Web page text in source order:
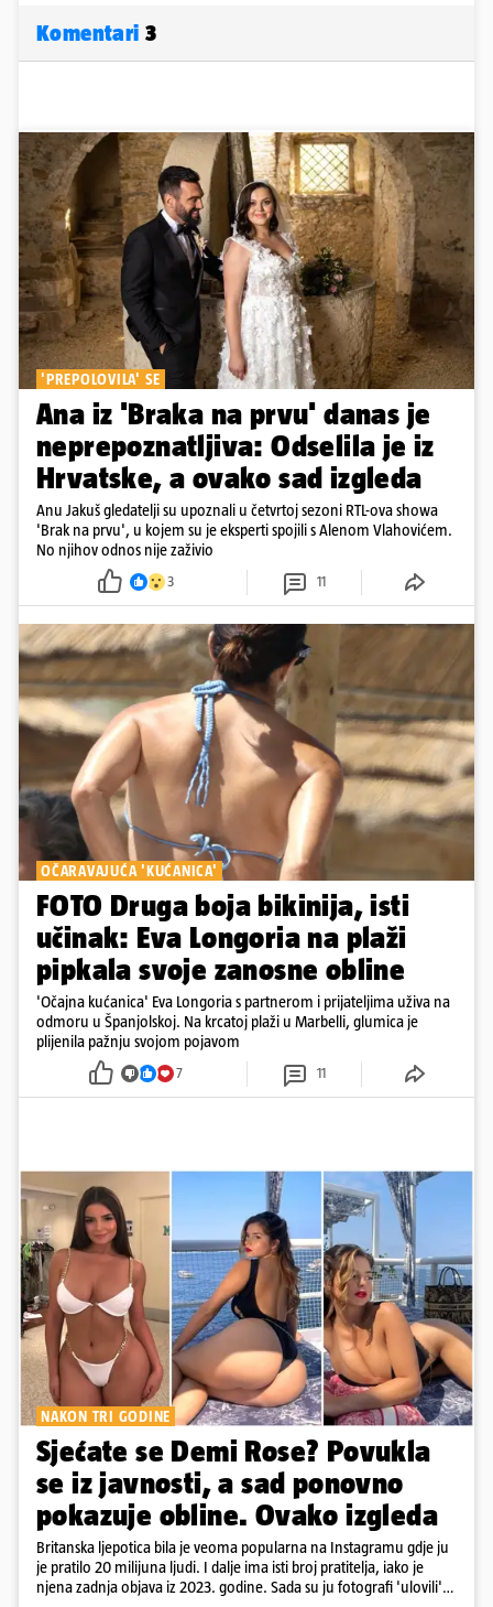
Komentari 3
'PREPOLOVILA' SE
Ana iz 'Braka na prvu' danas je
neprepoznatljiva: Odselila je iz
Hrvatske, a ovako sad izgleda
Anu Jakuš gledatelji su upoznali u četvrtoj sezoni RTL-ova showa
'Brak na prvu', u kojem su je eksperti spojili s Alenom Vlahovićem.
No njihov odnos nije zaživio
3 11
OČARAVAJUĆA 'KUĆANICA'
FOTO Druga boja bikinija, isti
učinak: Eva Longoria na plaži
pipkala svoje zanosne obline
'Očajna kućanica' Eva Longoria s partnerom i prijateljima uživa na
odmoru u Španjolskoj. Na krcatoj plaži u Marbelli, glumica je
plijenila pažnju svojom pojavom
7 11
NAKON TRI GODINE
Sjećate se Demi Rose? Povukla
se iz javnosti, a sad ponovno
pokazuje obline. Ovako izgleda
Britanska ljepotica bila je veoma popularna na Instagramu gdje ju
je pratilo 20 milijuna ljudi. I dalje ima isti broj pratitelja, iako je
njena zadnja objava iz 2023. godine. Sada su ju fotografi 'ulovili'